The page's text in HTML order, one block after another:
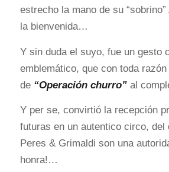
estrecho la mano de su
la bienvenida…
Y sin duda el suyo, fue un gesto
emblemático, que con toda
de “Operación churro”al
Y per se, convirtió la recepción
futuras en un autentico circo, del
Peres & Grimaldi son una
honra!…